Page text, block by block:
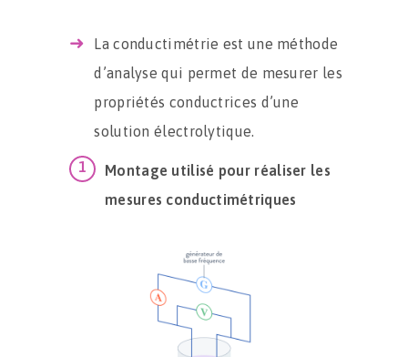
La conductimétrie est une méthode
d’analyse qui permet de mesurer les
propriétés conductrices d’une
solution électrolytique.
Montage utilisé pour réaliser les
mesures conductimétriques